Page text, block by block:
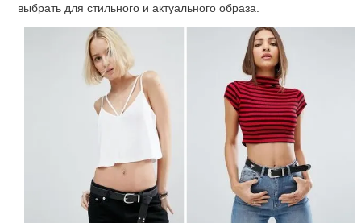
выбрать для стильного и актуального образа.